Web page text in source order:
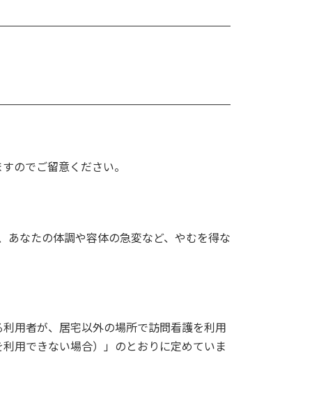
のでご留意ください。
なたの体調や容体の急変など、やむを得な
用者が、居宅以外の場所で訪問看護を利用
用できない場合）」のとおりに定めていま